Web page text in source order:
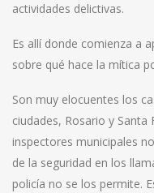
actividades delictivas.
Es allí donde comienza a
sobre qué hace la mítica
Son muy elocuentes los
ciudades, Rosario y
inspectores municipales
de la seguridad en los
policía no se los permite.